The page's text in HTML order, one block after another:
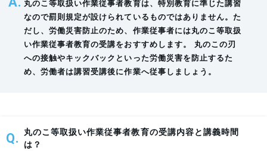
丸のこ等取扱い作業従事者教育は、特別教育に準じた講習
なので罰則規定が設けられているものではありません。た
だし、労働災害防止のため、作業従事者には丸のこ等取扱
い作業従事者教育の受講をおすすめします。 丸のこの刃
への接触やキックバックといった労働災害を防止するた
め、労働者は講習受講後に作業へ従事しましょう。
丸のこ等取扱い作業従事者教育の受講内容と講義時間
は？